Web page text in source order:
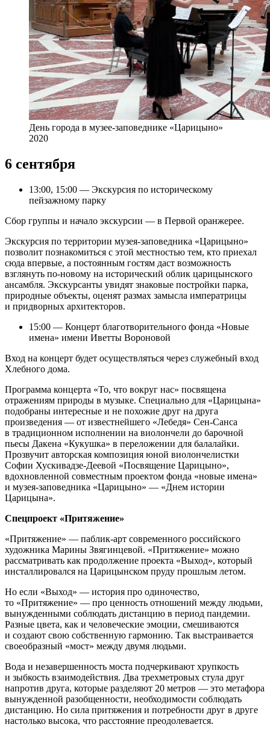
День города в музее-заповеднике «Царицыно»
2020
6 сентября
13:00, 15:00 — Экскурсия по историческому
пейзажному парку
Сбор группы и начало экскурсии — в Первой оранжерее.
Экскурсия по территории музея-заповедника «Царицыно»
позволит познакомиться с этой местностью тем, кто приехал
сюда впервые, а постоянным гостям даст возможность
взглянуть по-новому на исторический облик царицынского
ансамбля. Экскурсанты увидят знаковые постройки парка,
природные объекты, оценят размах замысла императрицы
и придворных архитекторов.
15:00 — Концерт благотворительного фонда «Новые
имена» имени Иветты Вороновой
Вход на концерт будет осуществляться через служебный вход
Хлебного дома.
Программа концерта «То, что вокруг нас» посвящена
отражениям природы в музыке. Специально для «Царицына»
подобраны интересные и не похожие друг на друга
произведения — от известнейшего «Лебедя» Сен-Санса
в традиционном исполнении на виолончели до барочной
пьесы Дакена «Кукушка» в переложении для балалайки.
Прозвучит авторская композиция юной виолончелистки
Софии Хускивадзе-Деевой «Посвящение Царицыно»,
вдохновленной совместным проектом фонда «новые имена»
и музея-заповедника «Царицыно» — «Днем истории
Царицына».
Спецпроект «Притяжение»
«Притяжение» — паблик-арт современного российского
художника Марины Звягинцевой. «Притяжение» можно
рассматривать как продолжение проекта «Выход», который
инсталлировался на Царицынском пруду прошлым летом.
Но если «Выход» — история про одиночество,
то «Притяжение» — про ценность отношений между людьми,
вынужденными соблюдать дистанцию в период пандемии.
Разные цвета, как и человеческие эмоции, смешиваются
и создают свою собственную гармонию. Так выстраивается
своеобразный «мост» между двумя людьми.
Вода и незавершенность моста подчеркивают хрупкость
и зыбкость взаимодействия. Два трехметровых стула друг
напротив друга, которые разделяют 20 метров — это метафора
вынужденной разобщенности, необходимости соблюдать
дистанцию. Но сила притяжения и потребности друг в друге
настолько высока, что расстояние преодолевается.